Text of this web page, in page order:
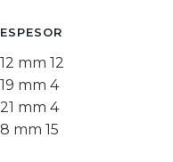
ESPESOR
12 mm 12
19 mm 4
21 mm 4
8 mm 15